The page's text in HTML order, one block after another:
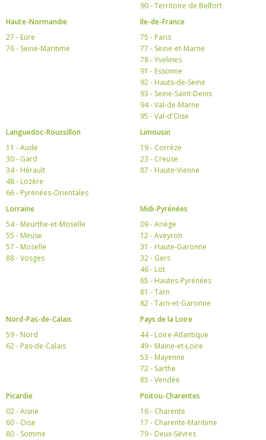
90 - Territoire de Belfort
Haute-Normandie
27 - Eure
76 - Seine-Maritime
Ile-de-France
75 - Paris
77 - Seine-et-Marne
78 - Yvelines
91 - Essonne
92 - Hauts-de-Seine
93 - Seine-Saint-Denis
94 - Val-de-Marne
95 - Val-d'Oise
Languedoc-Roussillon
11 - Aude
30 - Gard
34 - Hérault
48 - Lozère
66 - Pyrénées-Orientales
Limousin
19 - Corrèze
23 - Creuse
87 - Haute-Vienne
Lorraine
54 - Meurthe-et-Moselle
55 - Meuse
57 - Moselle
88 - Vosges
Midi-Pyrénées
09 - Ariège
12 - Aveyron
31 - Haute-Garonne
32 - Gers
46 - Lot
65 - Hautes-Pyrénées
81 - Tarn
82 - Tarn-et-Garonne
Nord-Pas-de-Calais
59 - Nord
62 - Pas-de-Calais
Pays de la Loire
44 - Loire-Atlantique
49 - Maine-et-Loire
53 - Mayenne
72 - Sarthe
85 - Vendée
Picardie
02 - Aisne
60 - Oise
80 - Somme
Poitou-Charentes
16 - Charente
17 - Charente-Maritime
79 - Deux-Sèvres